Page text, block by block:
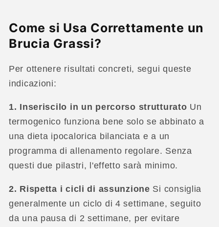
Come si Usa Correttamente un
Brucia Grassi?
Per ottenere risultati concreti, segui queste
indicazioni:
1. Inseriscilo in un percorso strutturato Un
termogenico funziona bene solo se abbinato a
una dieta ipocalorica bilanciata e a un
programma di allenamento regolare. Senza
questi due pilastri, l'effetto sarà minimo.
2. Rispetta i cicli di assunzione Si consiglia
generalmente un ciclo di 4 settimane, seguito
da una pausa di 2 settimane, per evitare